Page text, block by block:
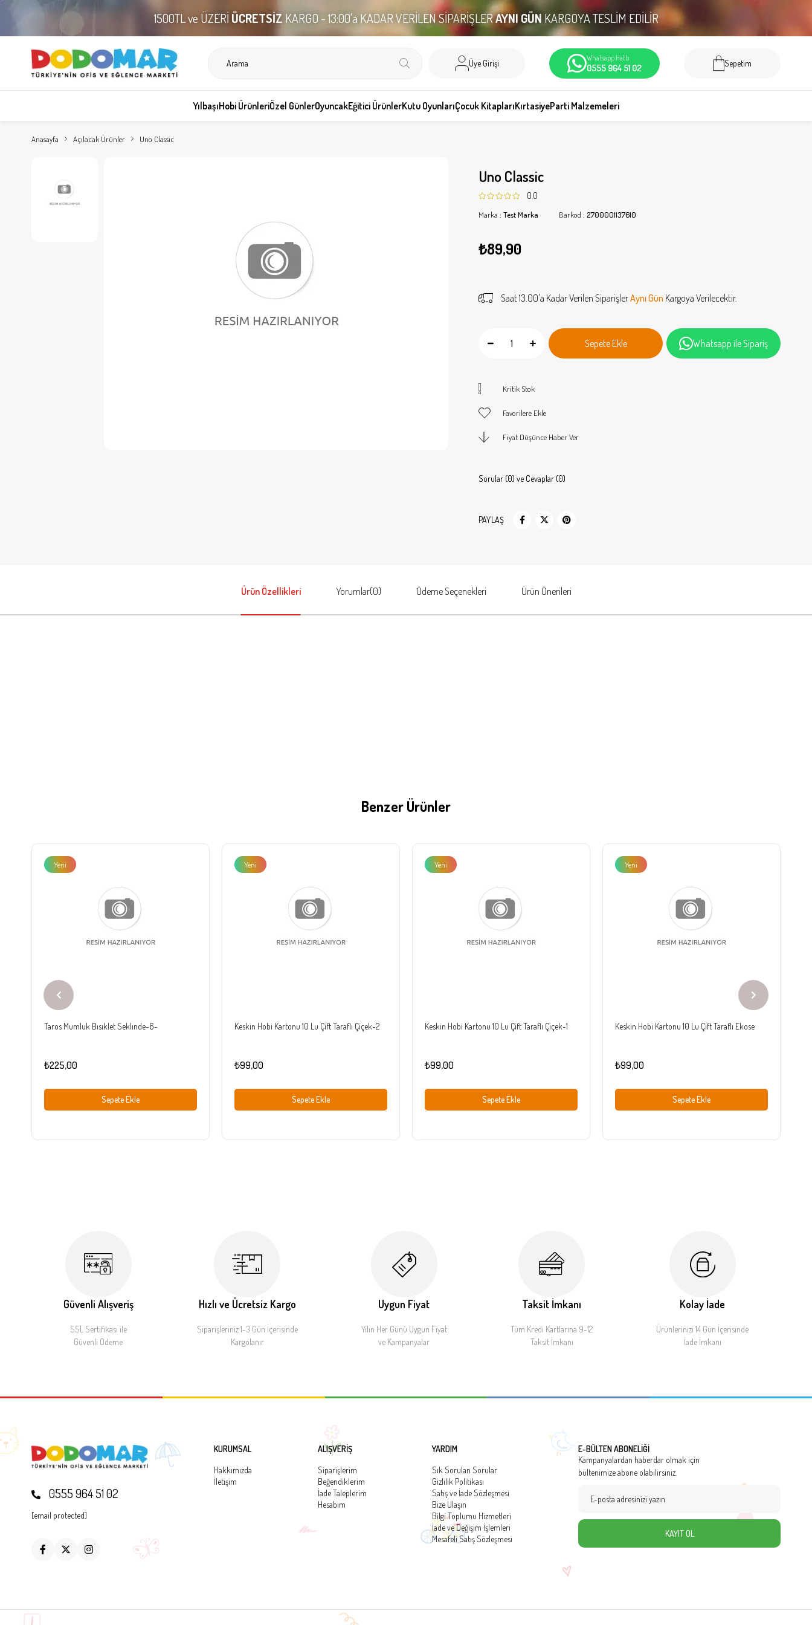
1500TL ve ÜZERİ ÜCRETSİZ KARGO - 13:00'a KADAR VERİLEN SİPARİŞLERAYNI GÜN KARGOYA TESLİM EDİLİR
Üye Girişi
Whatsapp Hattı
0555 964 51 02 Sepetim
YılbaşıHobi ÜrünleriÖzel GünlerOyuncakEğitici ÜrünlerKutu OyunlarıÇocuk KitaplarıKırtasiyeParti Malzemeleri
Anasayfa Açılacak Ürünler Uno Classic
Uno Classic
0.0
Marka : Test Marka Barkod : 2700001137610
₺89,90
Saat 13.00'a Kadar Verilen SiparişlerAynı Gün Kargoya Verilecektir.
Whatsapp ile Sipariş
Kritik Stok
Favorilere Ekle
Fiyat Düşünce Haber Ver
Sorular (0) ve Cevaplar (0)
PAYLAŞ
Ürün Özellikleri Yorumlar(0) Ödeme Seçenekleri Ürün Önerileri
Benzer Ürünler
Taros Mumluk Bısıklet Seklınde-6-
₺225,00
Sepete Ekle
Yeni
Keskin Hobi Kartonu 10 Lu Çift Taraflı Çiçek-2
₺99,00
Sepete Ekle
Yeni
Keskin Hobi Kartonu 10 Lu Çift Taraflı Çiçek-1
₺99,00
Sepete Ekle
Yeni
Keskin Hobi Kartonu 10 Lu Çift Taraflı Ekose
₺99,00
Sepete Ekle
Yeni
Güvenli Alışveriş
SSL Sertifikası ile
Güvenli Ödeme
Hızlı ve Ücretsiz Kargo
Siparişleriniz 1-3 Gün İçerisinde
Kargolanır
Uygun Fiyat
Yılın Her Günü Uygun Fiyat
ve Kampanyalar
Taksit İmkanı
Tüm Kredi Kartlarına 9-12
Taksit İmkanı
Kolay İade
Ürünlerinizi 14 Gün İçerisinde
İade İmkanı
0555 964 51 02
[email protected]
KURUMSAL
Hakkımızda
İletişim
ALIŞVERİŞ
Siparişlerim
Beğendiklerim
İade Taleplerim
Hesabım
YARDIM
Sık Sorulan Sorular
Gizlilik Politikası
Satış ve İade Sözleşmesi
Bize Ulaşın
Bilgi Toplumu Hizmetleri
İade ve Değişim İşlemleri
Mesafeli Satış Sözleşmesi
E-BÜLTEN ABONELİĞİ
Kampanyalardan haberdar olmak için
bültenimize abone olabilirsiniz.
KAYIT OL